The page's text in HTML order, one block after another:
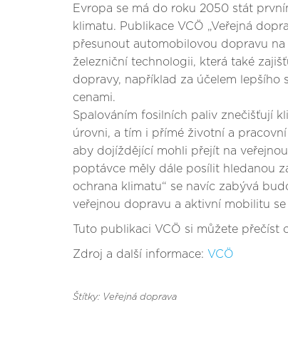
Evropa se má do roku 2050 stát
klimatu. Publikace VCÖ „Veřejná
přesunout automobilovou dopravu
železniční technologii, která také
dopravy, například za účelem lepšího
cenami.
Spalováním fosilních paliv znečišťují
úrovni, a tím i přímé životní a
aby dojíždějící mohli přejít na
poptávce měly dále posílit hledanou
ochrana klimatu“ se navíc zabývá
veřejnou dopravu a aktivní mobilitu
Tuto publikaci VCÖ si můžete
Zdroj a další informace: VCÖ
Štítky: Veřejná doprava